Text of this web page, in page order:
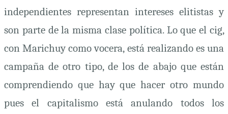
independientes representan intereses elitistas y
son parte de la misma clase política. Lo que el cig,
con Marichuy como vocera, está realizando es una
campaña de otro tipo, de los de abajo que están
comprendiendo que hay que hacer otro mundo
pues el capitalismo está anulando todos los